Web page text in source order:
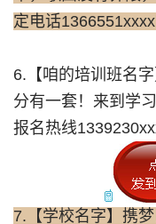
定电话1366551xxxx
6.【咱的培训班名
分有一套！来到学
报名热线
7.【学校名字】携